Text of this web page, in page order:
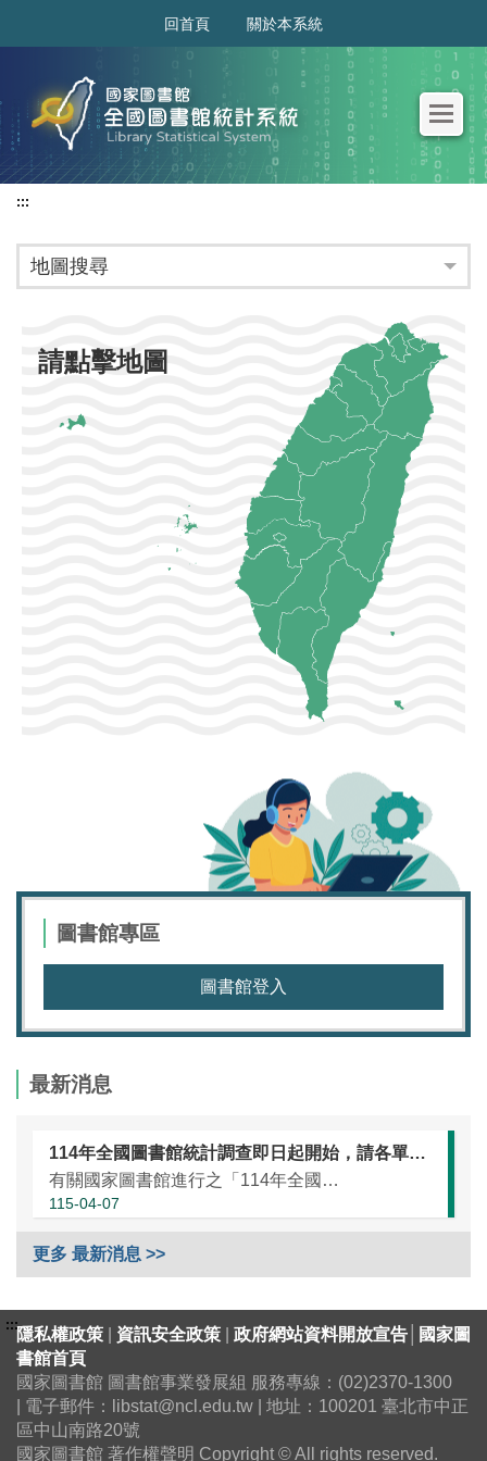
回首頁 關於本系統
:::
地圖搜尋
請點擊地圖
圖書館專區
圖書館登入
最新消息
114年全國圖書館統計調查即日起開始，請各單位協助於本（115）年5月25日前完成統計資訊填報（延長至7月10日）
有關國家圖書館進行之「114年全國圖書館統計」調查，涵蓋全國大專校院圖書館、國民小學圖書館、國民中學圖書館、高級中等學校暨特殊教育學校圖書館，以及專門圖書館，藉由相關統計數據之蒐集，將有助瞭解我國各類...
115-04-07
更多 最新消息 >>
:::隱私權政策 資訊安全政策 政府網站資料開放宣告
國家圖
書館首頁
國家圖書館 圖書館事業發展組 服務專線：(02)2370-1300
| 電子郵件：libstat@ncl.edu.tw | 地址：100201 臺北市中正
區中山南路20號
國家圖書館 著作權聲明 Copyright © All rights reserved.